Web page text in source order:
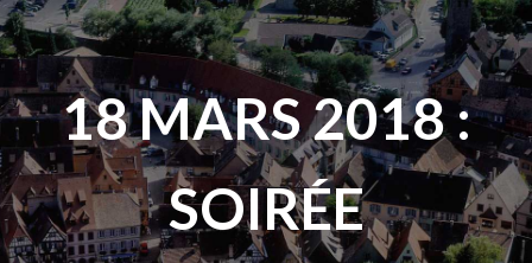
18 MARS 2018 :
SOIRÉE